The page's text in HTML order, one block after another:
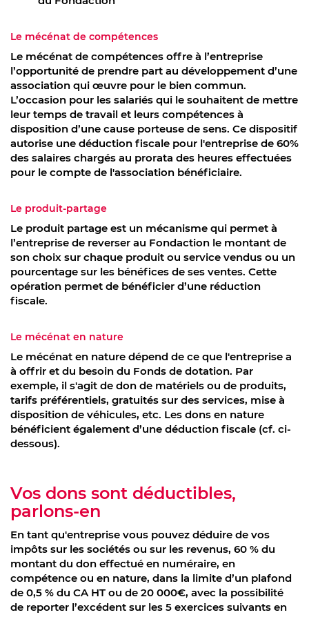
Le mécénat de compétences
Le mécénat de compétences offre à l’entreprise
l’opportunité de prendre part au développement d’une
association qui œuvre pour le bien commun.
L’occasion pour les salariés qui le souhaitent de mettre
leur temps de travail et leurs compétences à
disposition d’une cause porteuse de sens. Ce dispositif
autorise une déduction fiscale pour l'entreprise de 60%
des salaires chargés au prorata des heures effectuées
pour le compte de l'association bénéficiaire.
Le produit-partage
Le produit partage est un mécanisme qui permet à
l’entreprise de reverser au Fondaction le montant de
son choix sur chaque produit ou service vendus ou un
pourcentage sur les bénéfices de ses ventes. Cette
opération permet de bénéficier d’une réduction
fiscale.
Le mécénat en nature
Le mécénat en nature dépend de ce que l'entreprise a
à offrir et du besoin du Fonds de dotation. Par
exemple, il s'agit de don de matériels ou de produits,
tarifs préférentiels, gratuités sur des services, mise à
disposition de véhicules, etc. Les dons en nature
bénéficient également d’une déduction fiscale (cf. ci-
dessous).
Vos dons sont déductibles,
parlons-en
En tant qu'entreprise vous pouvez déduire de vos
impôts sur les sociétés ou sur les revenus, 60 % du
montant du don effectué en numéraire, en
compétence ou en nature, dans la limite d’un plafond
de 0,5 % du CA HT ou de 20 000€, avec la possibilité
de reporter l’excédent sur les 5 exercices suivants en